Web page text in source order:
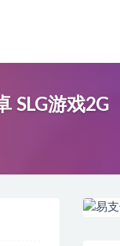
SLG游戏2G